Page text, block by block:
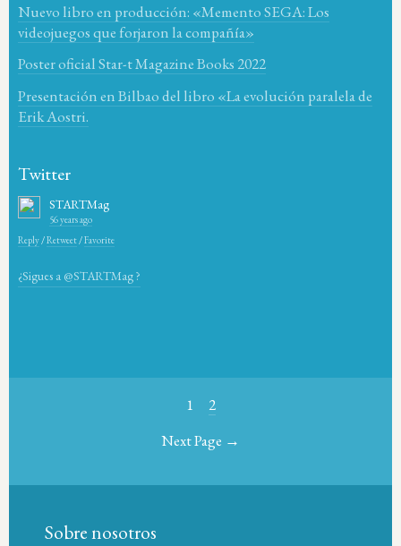
Nuevo libro en producción: «Memento SEGA: Los
videojuegos que forjaron la compañía»
Poster oficial Star-t Magazine Books 2022
Presentación en Bilbao del libro «La evolución paralela de
Erik Aostri.
Twitter
STARTMag
56 years ago
Reply /Retweet /Favorite
¿Sigues a @STARTMag ?
1
2
Next Page →
Sobre nosotros